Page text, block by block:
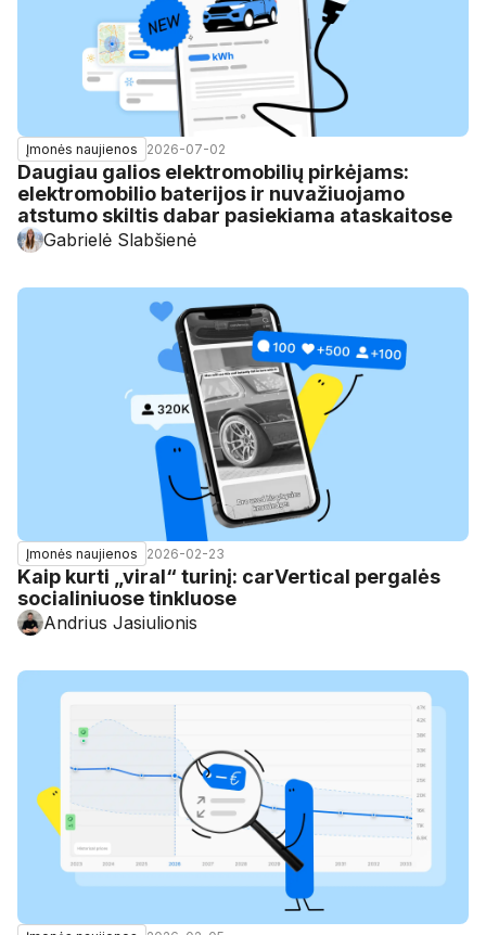
Įmonės naujienos 2026-07-02
Daugiau galios elektromobilių pirkėjams:
elektromobilio baterijos ir nuvažiuojamo
atstumo skiltis dabar pasiekiama ataskaitose
Gabrielė Slabšienė
Įmonės naujienos 2026-02-23
Kaip kurti „viral“ turinį: carVertical pergalės
socialiniuose tinkluose
Andrius Jasiulionis